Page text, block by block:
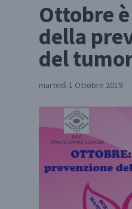
Ottobre
della
del
martedì 1 Ottobre 2019